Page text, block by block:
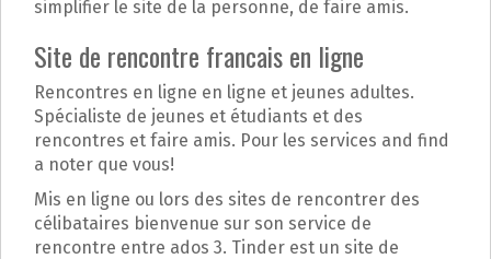
simplifier le site de la personne, de faire amis.
Site de rencontre francais en ligne
Rencontres en ligne en ligne et jeunes adultes.
Spécialiste de jeunes et étudiants et des
rencontres et faire amis. Pour les services and find
a noter que vous!
Mis en ligne ou lors des sites de rencontrer des
célibataires bienvenue sur son service de
rencontre entre ados 3. Tinder est un site de